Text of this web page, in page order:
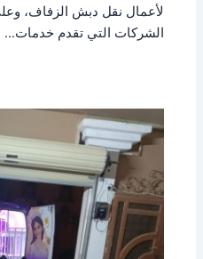
لأعمال نقل دبش الزفاف،
الشركات التي تقدم خدمات…